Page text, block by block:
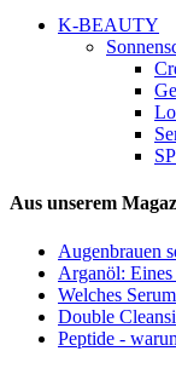
K-BEAUTY
Aus unserem
Augenbrauen
Arganöl:
Welches
Double
Peptide -